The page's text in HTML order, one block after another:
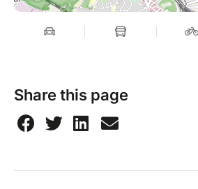
Share this page